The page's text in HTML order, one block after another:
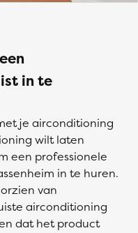
in te
je airconditioning
wilt laten
een professionele
in te huren.
van
airconditioning
dat het product